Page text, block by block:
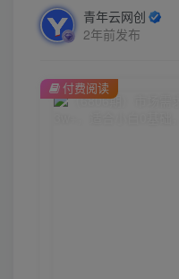
青年云网创
2年前发布
付费阅读